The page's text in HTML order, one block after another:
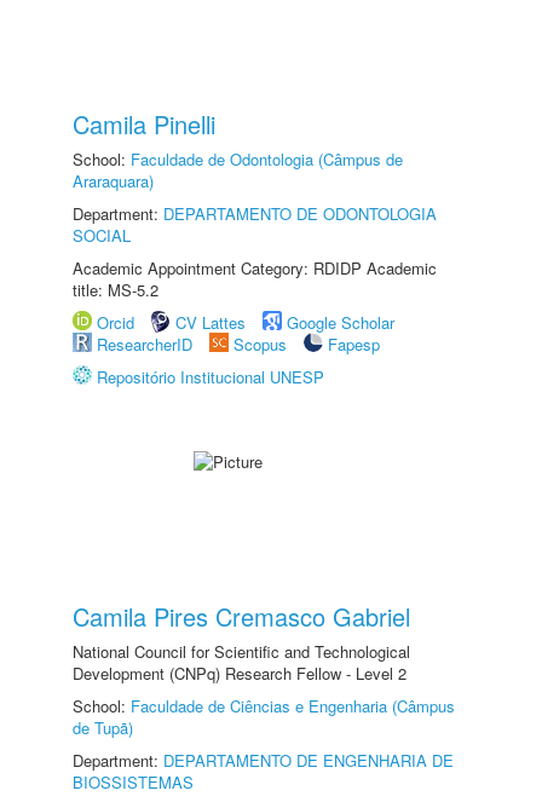
Camila Pinelli
School: Faculdade de Odontologia (Câmpus de
Araraquara)
Department: DEPARTAMENTO DE ODONTOLOGIA
SOCIAL
Academic Appointment Category: RDIDP Academic
title: MS-5.2
Orcid
CV Lattes
Google Scholar
ResearcherID
Scopus
Fapesp
Repositório Institucional UNESP
Camila Pires Cremasco Gabriel
National Council for Scientific and Technological
Development (CNPq) Research Fellow - Level 2
School: Faculdade de Ciências e Engenharia (Câmpus
de Tupã)
Department: DEPARTAMENTO DE ENGENHARIA DE
BIOSSISTEMAS